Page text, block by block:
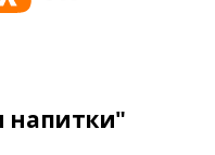
напитки"